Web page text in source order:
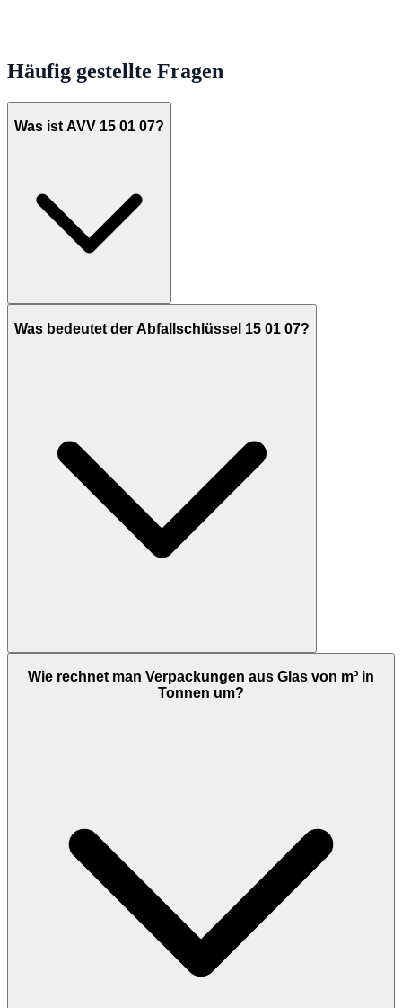
Häufig gestellte Fragen
Was ist AVV 15 01 07?
Was bedeutet der Abfallschlüssel 15 01 07?
Wie rechnet man Verpackungen aus Glas von m³ in
Tonnen um?